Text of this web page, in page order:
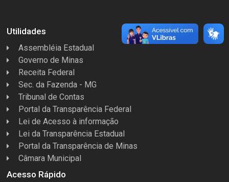
Utilidades
Assembléia Estadual
Governo de Minas
Receita Federal
Sec. da Fazenda - MG
Tribunal de Contas
Portal da Transparência Federal
Lei de Acesso à informação
Lei da Transparência Estadual
Portal da Transparência de Minas
Câmara Municipal
Acesso Rápido